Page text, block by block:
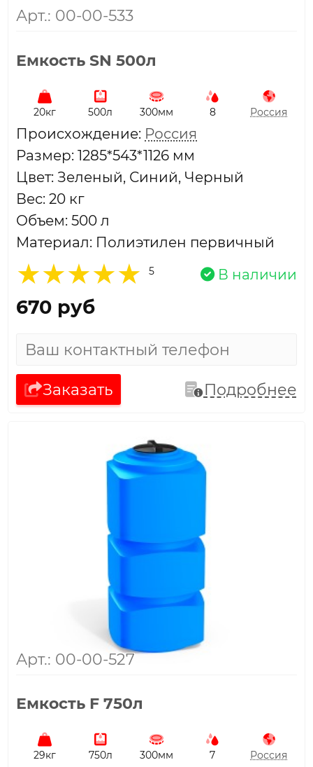
Арт.: 00-00-533
Емкость SN 500л
20кг 500л 300мм 8 Россия
Проиcхождение: Россия
Размер: 1285*543*1126 мм
Цвет: Зеленый, Синий, Черный
Вес: 20 кг
Объем: 500 л
Материал: Полиэтилен первичный
5 В наличии
670 руб
Заказать Подробнее
Арт.: 00-00-527
Емкость F 750л
29кг 750л 300мм 7 Россия